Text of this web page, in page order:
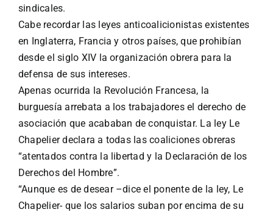
sindicales.
Cabe recordar las leyes anticoalicionistas existentes
en Inglaterra, Francia y otros países, que prohibían
desde el siglo XIV la organización obrera para la
defensa de sus intereses.
Apenas ocurrida la Revolución Francesa, la
burguesía arrebata a los trabajadores el derecho de
asociación que acababan de conquistar. La ley Le
Chapelier declara a todas las coaliciones obreras
“atentados contra la libertad y la Declaración de los
Derechos del Hombre”.
“Aunque es de desear –dice el ponente de la ley, Le
Chapelier- que los salarios suban por encima de su